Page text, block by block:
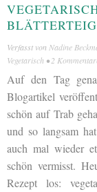
BLÄTTERTEIG
Verfasst von Nadine
Vegetarisch •2
Auf den Tag
Blogartikel
schön auf Trab
und so langsam
auch mal wieder
schön vermisst.
Rezept los: